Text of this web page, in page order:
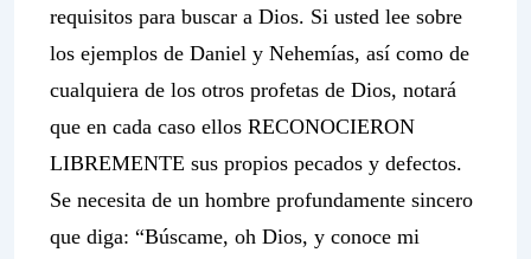
requisitos para buscar a Dios. Si usted lee sobre
los ejemplos de Daniel y Nehemías, así como de
cualquiera de los otros profetas de Dios, notará
que en cada caso ellos RECONOCIERON
LIBREMENTE sus propios pecados y defectos.
Se necesita de un hombre profundamente sincero
que diga: “Búscame, oh Dios, y conoce mi